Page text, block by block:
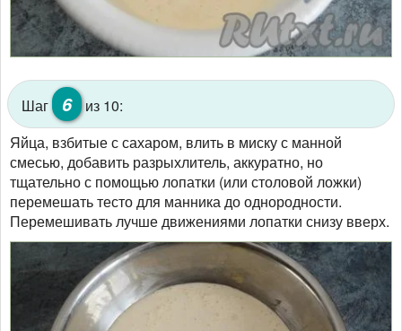
Шаг 6
из 10:
Яйца, взбитые с сахаром, влить в миску с манной
смесью, добавить разрыхлитель, аккуратно, но
тщательно с помощью лопатки (или столовой ложки)
перемешать тесто для манника до однородности.
Перемешивать лучше движениями лопатки снизу вверх.